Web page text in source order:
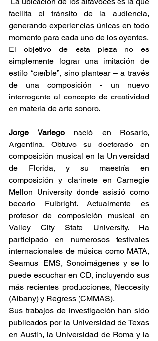
facilita el tránsito de la audiencia,
generando experiencias únicas en todo
momento para cada uno de los oyentes.
El objetivo de esta pieza no es
simplemente lograr una imitación de
estilo “creíble”, sino plantear – a través
de una composición - un nuevo
interrogante al concepto de creatividad
en materia de arte sonoro.
Jorge Variego nació en Rosario,
Argentina. Obtuvo su doctorado en
composición musical en la Universidad
de Florida, y su maestría en
composición y clarinete en Carnegie
Mellon University donde asistió como
becario Fulbright. Actualmente es
profesor de composición musical en
Valley City State University. Ha
participado en numerosos festivales
internacionales de música como MATA,
Seamus, EMS, Sonoimágenes y se lo
puede escuchar en CD, incluyendo sus
más recientes producciones, Neccesity
(Albany) y Regress (CMMAS).
Sus trabajos de investigación han sido
publicados por la Universidad de Texas
en Austin, la Universidad de Roma y la